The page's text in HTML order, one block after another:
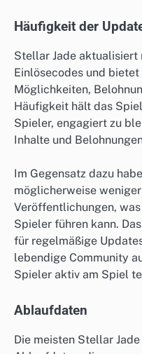
Häufigkeit der
Stellar Jade aktualisiert
Einlösecodes und
Möglichkeiten,
Häufigkeit hält das
Spieler, engagiert zu
Inhalte und
Im Gegensatz dazu
möglicherweise
Veröffentlichungen,
Spieler führen kann.
für regelmäßige
lebendige Community
Spieler aktiv am Spiel
Ablaufdaten
Die meisten Stellar